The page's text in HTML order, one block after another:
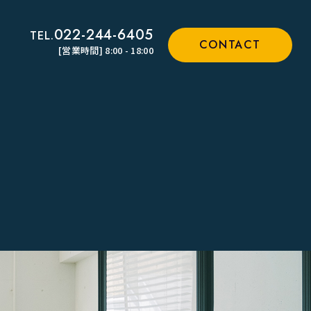
TEL.022-244-6405
[営業時間] 8:00 - 18:00 CONTACT